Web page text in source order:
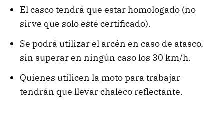
El casco tendrá que estar homologado (no
sirve que solo esté certificado).
Se podrá utilizar el arcén en caso de atasco,
sin superar en ningún caso los 30 km/h.
Quienes utilicen la moto para trabajar
tendrán que llevar chaleco reflectante.